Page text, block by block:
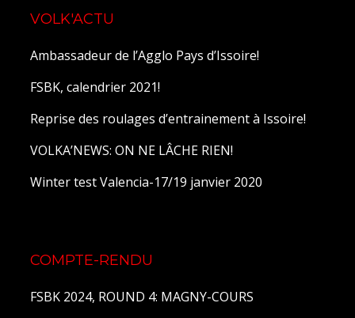
VOLK'ACTU
Ambassadeur de l’Agglo Pays d’Issoire!
FSBK, calendrier 2021!
Reprise des roulages d’entrainement à Issoire!
VOLKA’NEWS: ON NE LÂCHE RIEN!
Winter test Valencia-17/19 janvier 2020
COMPTE-RENDU
FSBK 2024, ROUND 4: MAGNY-COURS